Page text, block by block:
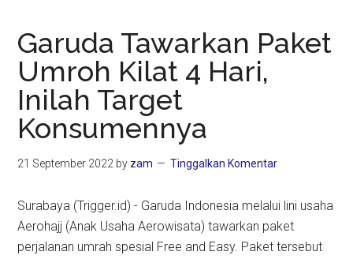
Garuda Tawarkan Paket
Umroh Kilat 4 Hari,
Inilah Target
Konsumennya
21 September 2022 by zam Tinggalkan Komentar
Surabaya (Trigger.id) - Garuda Indonesia melalui lini usaha
Aerohajj (Anak Usaha Aerowisata) tawarkan paket
perjalanan umrah spesial Free and Easy. Paket tersebut